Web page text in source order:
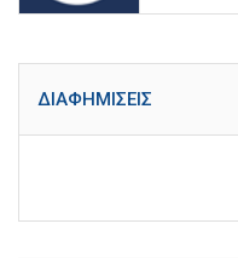
ΔΙΑΦΗΜΊΣΕΙΣ